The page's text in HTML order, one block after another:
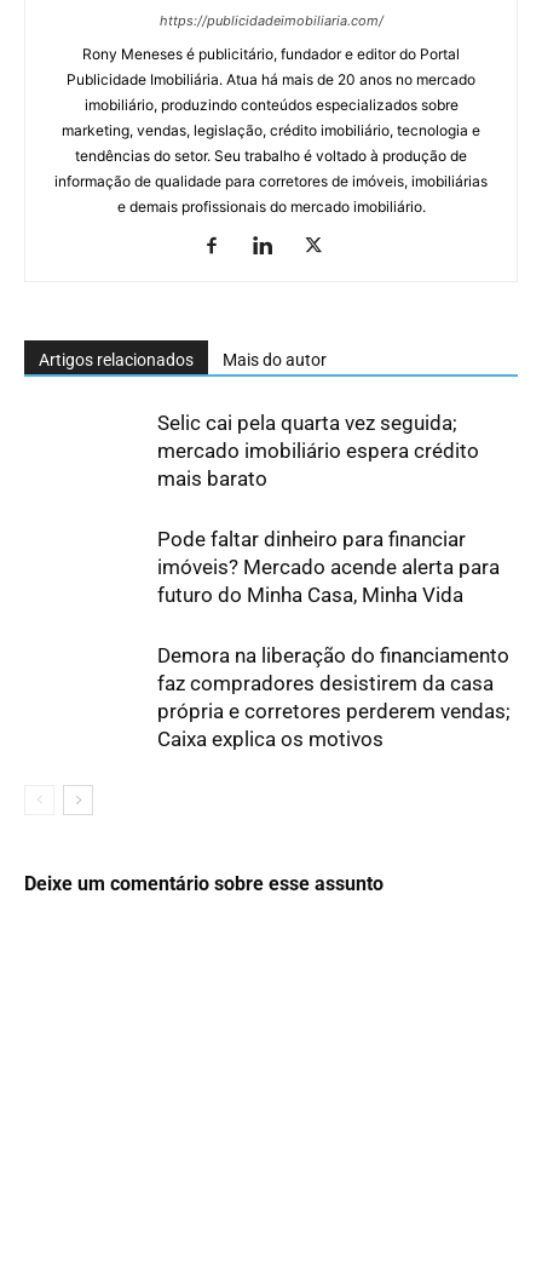
https://publicidadeimobiliaria.com/
Rony Meneses é publicitário, fundador e editor do Portal
Publicidade Imobiliária. Atua há mais de 20 anos no mercado
imobiliário, produzindo conteúdos especializados sobre
marketing, vendas, legislação, crédito imobiliário, tecnologia e
tendências do setor. Seu trabalho é voltado à produção de
informação de qualidade para corretores de imóveis, imobiliárias
e demais profissionais do mercado imobiliário.
Artigos relacionados Mais do autor
Selic cai pela quarta vez seguida;
mercado imobiliário espera crédito
mais barato
Pode faltar dinheiro para financiar
imóveis? Mercado acende alerta para
futuro do Minha Casa, Minha Vida
Demora na liberação do financiamento
faz compradores desistirem da casa
própria e corretores perderem vendas;
Caixa explica os motivos
Deixe um comentário sobre esse assunto